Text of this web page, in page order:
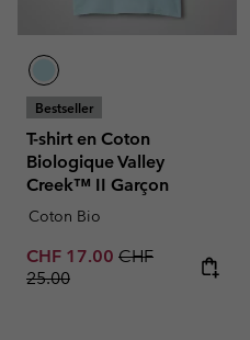
Bestseller
T-shirt en Coton
Biologique Valley
Creek™ II Garçon
Coton Bio
Sale price:
CHF 17.00 Regular price:
CHF
25.00